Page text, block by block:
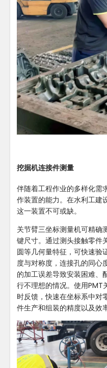
挖掘机连接件测量
伴随着工程作业的多样化需
作装置的能力。在水利工建
这一装置不可或缺。
关节臂三坐标测量机可精确
键尺寸。通过测头接触零件
圆等几何量特征，可快速验
度与对称度，连接孔的同心
的加工误差导致安装困难、
行不理想的情况。使用PMT
时反馈，快速在坐标系中对
件生产和组装的精度以及效率